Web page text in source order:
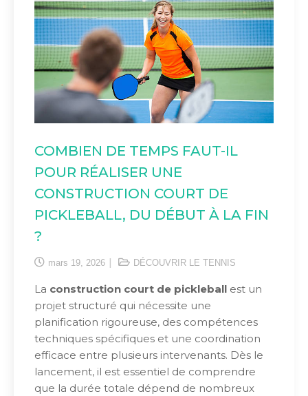
COMBIEN DE TEMPS FAUT-IL
POUR RÉALISER UNE
CONSTRUCTION COURT DE
PICKLEBALL, DU DÉBUT À LA FIN
?
mars 19, 2026 DÉCOUVRIR LE TENNIS
La construction court de pickleball est un
projet structuré qui nécessite une
planification rigoureuse, des compétences
techniques spécifiques et une coordination
efficace entre plusieurs intervenants. Dès le
lancement, il est essentiel de comprendre
que la durée totale dépend de nombreux